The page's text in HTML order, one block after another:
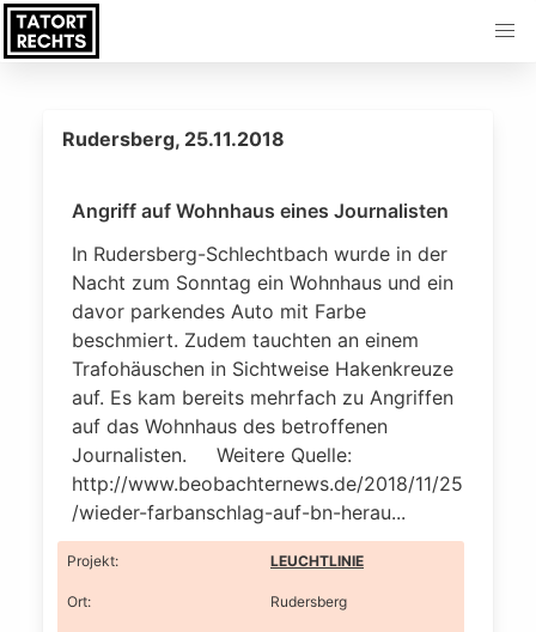
Rudersberg, 25.11.2018
Angriff auf Wohnhaus eines Journalisten
In Rudersberg-Schlechtbach wurde in der
Nacht zum Sonntag ein Wohnhaus und ein
davor parkendes Auto mit Farbe
beschmiert. Zudem tauchten an einem
Trafohäuschen in Sichtweise Hakenkreuze
auf. Es kam bereits mehrfach zu Angriffen
auf das Wohnhaus des betroffenen
Journalisten. Weitere Quelle:
http://www.beobachternews.de/2018/11/25
/wieder-farbanschlag-auf-bn-herau...
Projekt: LEUCHTLINIE
Ort: Rudersberg